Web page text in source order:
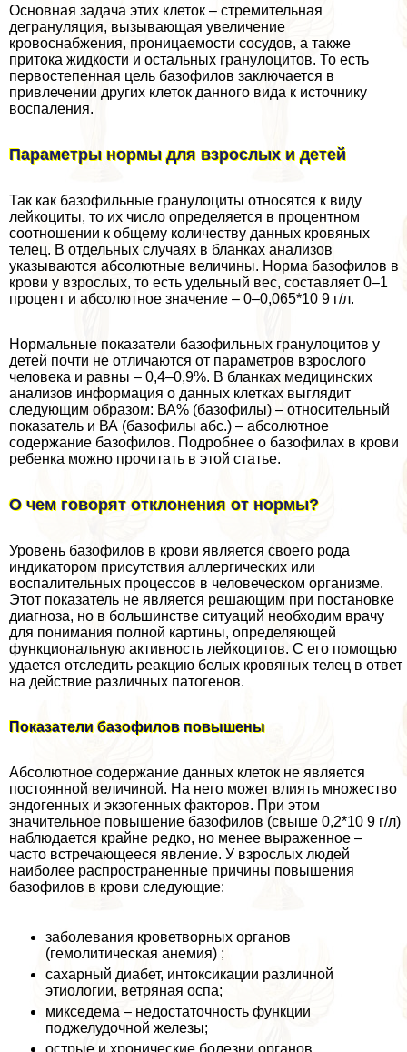
Основная задача этих клеток – стремительная
дегрануляция, вызывающая увеличение
кровоснабжения, проницаемости сосудов, а также
притока жидкости и остальных гранулоцитов. То есть
первостепенная цель базофилов заключается в
привлечении других клеток данного вида к источнику
воспаления.
Параметры нормы для взрослых и детей
Так как базофильные гранулоциты относятся к виду
лейкоциты, то их число определяется в процентном
соотношении к общему количеству данных кровяных
телец. В отдельных случаях в бланках анализов
указываются абсолютные величины. Норма базофилов в
крови у взрослых, то есть удельный вес, составляет 0–1
процент и абсолютное значение – 0–0,065*10 9 г/л.
Нормальные показатели базофильных гранулоцитов у
детей почти не отличаются от параметров взрослого
человека и равны – 0,4–0,9%. В бланках медицинских
анализов информация о данных клетках выглядит
следующим образом: ВА% (базофилы) – относительный
показатель и ВА (базофилы абс.) – абсолютное
содержание базофилов. Подробнее о базофилах в крови
ребенка можно прочитать в этой статье.
О чем говорят отклонения от нормы?
Уровень базофилов в крови является своего рода
индикатором присутствия аллергических или
воспалительных процессов в человеческом организме.
Этот показатель не является решающим при постановке
диагноза, но в большинстве ситуаций необходим врачу
для понимания полной картины, определяющей
функциональную активность лейкоцитов. С его помощью
удается отследить реакцию белых кровяных телец в ответ
на действие различных патогенов.
Показатели базофилов повышены
Абсолютное содержание данных клеток не является
постоянной величиной. На него может влиять множество
эндогенных и экзогенных факторов. При этом
значительное повышение базофилов (свыше 0,2*10 9 г/л)
наблюдается крайне редко, но менее выраженное –
часто встречающееся явление. У взрослых людей
наиболее распространенные причины повышения
базофилов в крови следующие:
заболевания кроветворных органов
(гемолитическая анемия) ;
сахарный диабет, интоксикации различной
этиологии, ветряная оспа;
микседема – недостаточность функции
поджелудочной железы;
острые и хронические болезни органов